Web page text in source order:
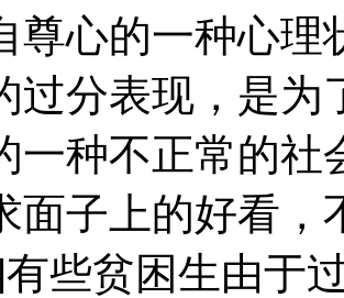
尊心的一种心理
过分表现，是
一种不正常的社
面子上的好看，
些贫困生由于